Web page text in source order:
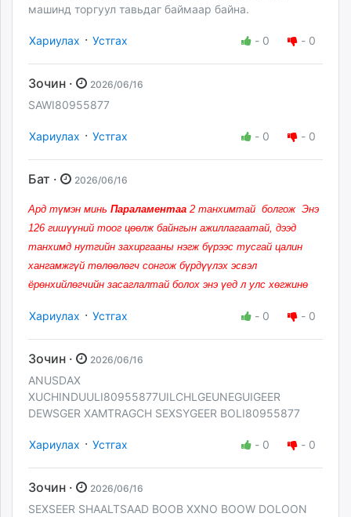
машинд торгуул тавьдаг баймаар байна.
Хариулах · Устгах - 0 - 0
Зочин · 2026/06/16
SAWI80955877
Хариулах · Устгах - 0 - 0
Бат · 2026/06/16
Ард түмэн минь Параламентаа 2 танхимтай болгож Энэ
126 гишүүний тоог цөөлж байнгын ажиллагаатай, дээд
танхимд нутгийн захиргааны нэгж бүрээс тусгай цалин
хангамжгүй төлөөлөгч сонгож бүрдүүлэх эсвэл
ёрөнхийлөгчийн засаглалтай болох энэ үед л улс хөгжинө
Хариулах · Устгах - 0 - 0
Зочин · 2026/06/16
ANUSDAX
XUCHINDUULI80955877UILCHLGEUNEGUIGEER
DEWSGER XAMTRAGCH SEXSYGEER BOLI80955877
Хариулах · Устгах - 0 - 0
Зочин · 2026/06/16
SEXSEER SHAALTSAAD BOOB XXNO BOOW DOLOON